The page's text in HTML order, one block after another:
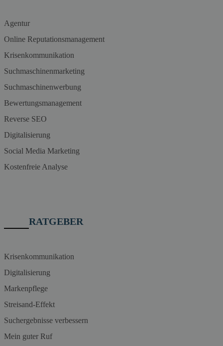
Agentur
Online Reputationsmanagement
Krisenkommunikation
Suchmaschinenmarketing
Suchmaschinenwerbung
Bewertungsmanagement
Reverse SEO
Digitalisierung
Social Media Marketing
Kostenfreie Analyse
RATGEBER
Krisenkommunikation
Digitalisierung
Markenpflege
Streisand-Effekt
Suchergebnisse verbessern
Mein guter Ruf